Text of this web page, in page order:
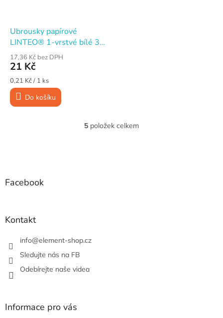
Ubrousky papírové
LINTEO® 1-vrstvé bílé 33
x 33 cm, 100 ks
17,36 Kč bez DPH
21 Kč
Měrná
cena:
0,21 Kč / 1 ks
Do košíku
O
5 položek celkem
Facebook
Kontakt
info@element-shop.cz
Sledujte nás na FB
Odebírejte naše videa
Informace pro vás